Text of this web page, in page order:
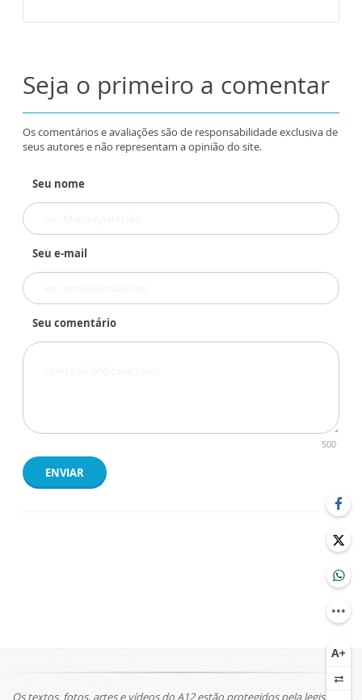
Seja o primeiro a comentar
Os comentários e avaliações são de responsabilidade exclusiva de
seus autores e não representam a opinião do site.
Seu nome
Seu e-mail
Seu comentário
500
ENVIAR
Os textos, fotos, artes e vídeos do A12 estão protegidos pela legislação